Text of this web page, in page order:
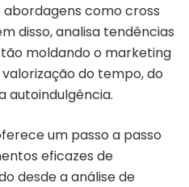
como cross
disso, analisa tendências
moldando o marketing
do tempo, do
autoindulgência.
um passo a passo
eficazes de
desde a análise de